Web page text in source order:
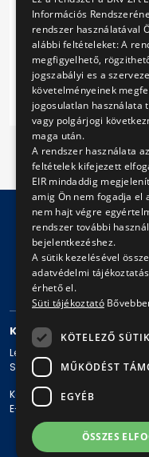
Tájékoztató
2013
Tájékoztató
2014
Impresszum Jogi
Adatvédelmi politika és
KAPCSOLAT
Levelezési cím: 1980
Székhely: 1980 Budapest,
Központi telefonszám: + 36
E-mail cím: bkv@bkv.hu
Információs
rendszer használatával
alábbi feltételeket: A
megfigyelhető,
jogszabályi es a
követelményeinek
jogosulatlan használata
vagy polgárjogi
maga után.
A rendszer használata
feltételek kifejezett
EIR mindaddig
amig Ön nem fogadja el
nem hajt végre
rendszer további
bejelentkezéshez.
A sütik kezelésével
adatvédelmi
érhető el.
Süti tájékoztató
KÖTELEZŐ SÜTIK
MŰKÖDÉST
EGYÉB
ÖSSZES